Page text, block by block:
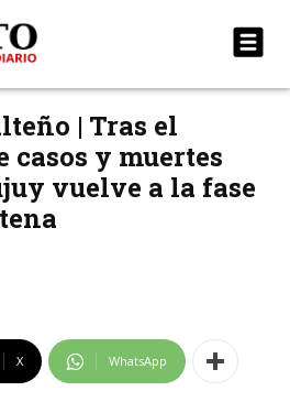
| Tras el
casos y muertes
vuelve a la fase
X WhatsApp